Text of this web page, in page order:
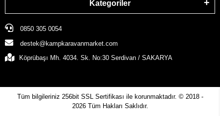
Kategoriler
0850 305 0054
destek@kampkaravanmarket.com
Köprübaşı Mh. 4034. Sk. No:30 Serdivan / SAKARYA
Tüm bilgileriniz 256bit SSL Sertifikası ile korunmaktadır. © 2018 -
2026 Tüm Hakları Saklıdır.